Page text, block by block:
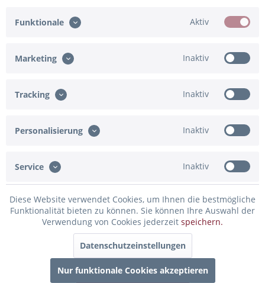
Bitte bestätige die Korrektheit deiner Angaben
Eingabe fehlt
Konfiguration ist unvollständig - bitte prüfen!
Artikel-Nr.: 02-39906.HW.BG
Beschreibung
Erstelle deinen persönlich beschrifteten Herz-Folienballon
Details zum Ballon:...mehr
Bewertungen
0
Funktionale Aktiv
Marketing Inaktiv
Tracking Inaktiv
Personalisierung Inaktiv
Service Inaktiv
Diese Website verwendet Cookies, um Ihnen die bestmögliche
Funktionalität bieten zu können. Sie können Ihre Auswahl der
Verwendung von Cookies jederzeit speichern.
Datenschutzeinstellungen
Nur funktionale Cookies akzeptieren